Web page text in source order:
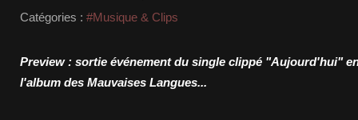
Catégories : #Musique & Clips
Preview : sortie événement du single clippé "Aujourd'hui"
l'album des Mauvaises Langues...